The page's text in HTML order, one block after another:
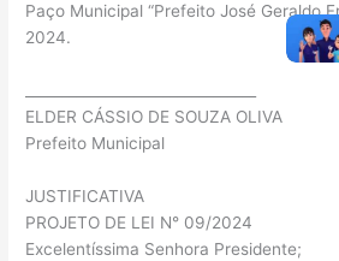
Paço Municipal “Prefeito José Geraldo
2024.
ELDER CÁSSIO DE SOUZA OLIVA
Prefeito Municipal
JUSTIFICATIVA
PROJETO DE LEI N° 09/2024
Excelentíssima Senhora Presidente;